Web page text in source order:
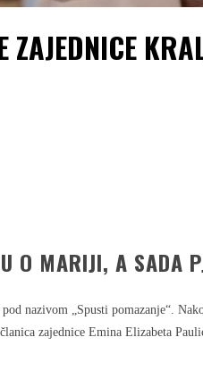
ZAJEDNICE
O MARIJI, A SADA
nazivom „Spusti pomazanje“.
zajednice Emina Elizabeta